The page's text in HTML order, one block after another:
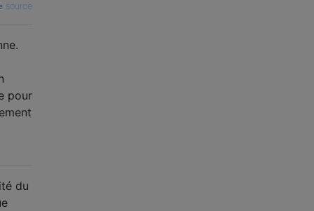
source
pour
du